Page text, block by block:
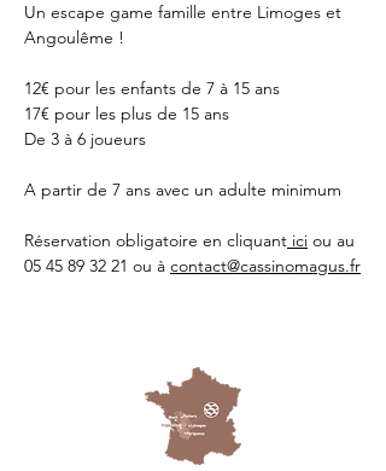
Un escape game famille entre Limoges et
Angoulême !
12€ pour les enfants de 7 à 15 ans
17€ pour les plus de 15 ans
De 3 à 6 joueurs
A partir de 7 ans avec un adulte minimum
Réservation obligatoire en cliquant ici ou au
05 45 89 32 21 ou à contact@cassinomagus.fr